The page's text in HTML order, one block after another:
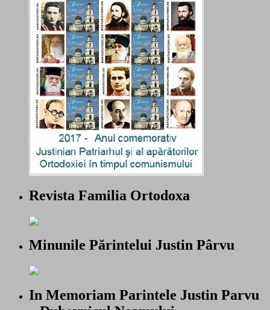
Revista Familia Ortodoxa
Minunile Părintelui Justin Pârvu
In Memoriam Parintele Justin Parvu